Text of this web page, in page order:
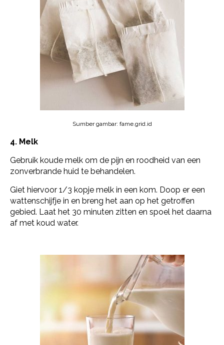
Sumber gambar: fame.grid.id
4. Melk
Gebruik koude melk om de pijn en roodheid van een
zonverbrande huid te behandelen.
Giet hiervoor 1/3 kopje melk in een kom. Doop er een
wattenschijfje in en breng het aan op het getroffen
gebied. Laat het 30 minuten zitten en spoel het daarna
af met koud water.